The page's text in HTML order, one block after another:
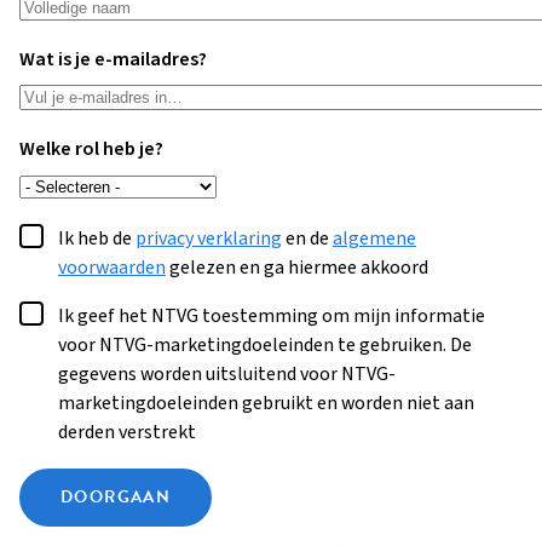
Wat is je e-mailadres?
Welke rol heb je?
Ik heb de privacy verklaringen dealgemene
voorwaardengelezen en ga hiermee akkoord
Ik geef het NTVG toestemming om mijn informatie
voor NTVG-marketingdoeleinden te gebruiken. De
gegevens worden uitsluitend voor NTVG-
marketingdoeleinden gebruikt en worden niet aan
derden verstrekt
DOORGAAN